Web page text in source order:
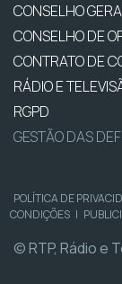
CONSELHO
CONSELHO DE
CONTRATO DE
RÁDIO E
RGPD
GESTÃO DAS
POLÍTICA DE
CONDIÇÕES |
© RTP, Rádio e